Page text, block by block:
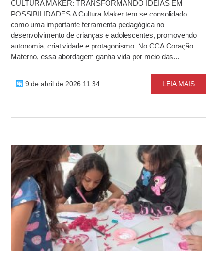
CULTURA MAKER: TRANSFORMANDO IDEIAS EM
POSSIBILIDADES A Cultura Maker tem se consolidado
como uma importante ferramenta pedagógica no
desenvolvimento de crianças e adolescentes, promovendo
autonomia, criatividade e protagonismo. No CCA Coração
Materno, essa abordagem ganha vida por meio das...
9 de abril de 2026 11:34 LEIA MAIS